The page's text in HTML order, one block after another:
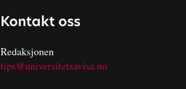
Kontakt oss
Redaksjonen
tips@universitetsavisa.no